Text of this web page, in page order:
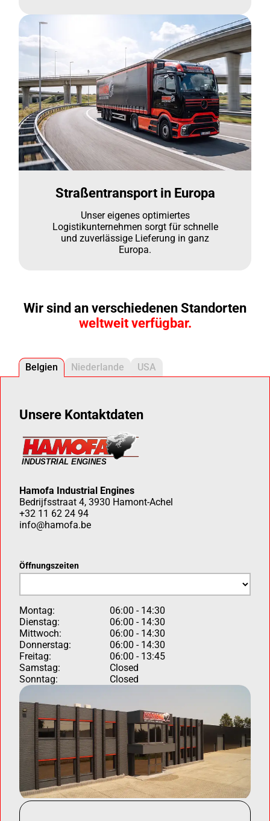
Straßentransport in Europa
Unser eigenes optimiertes
Logistikunternehmen sorgt für schnelle
und zuverlässige Lieferung in ganz
Europa.
Wir sind an verschiedenen Standorten
weltweit verfügbar.
Belgien Niederlande USA
Unsere Kontaktdaten
Hamofa Industrial Engines
Bedrijfsstraat 4, 3930 Hamont-Achel
+32 11 62 24 94
info@hamofa.be
Öffnungszeiten
Montag:
06:00 - 14:30
Dienstag:
06:00 - 14:30
Mittwoch:
06:00 - 14:30
Donnerstag:
06:00 - 14:30
Freitag:
06:00 - 13:45
Samstag:
Closed
Sonntag:
Closed